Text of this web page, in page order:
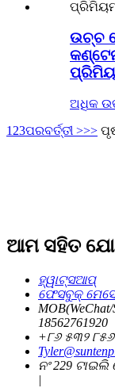
ଉଚ୍ଚ
ଅଧିକ
1 23ପରବର୍ତ୍ତୀ >>>
ଆମ ସହିତ
ହ୍ୱାଟ୍ସଆପ୍
ଫେସବୁକ୍
18562761920
+୮୬ ୫୩୨
ନଂ 229
|